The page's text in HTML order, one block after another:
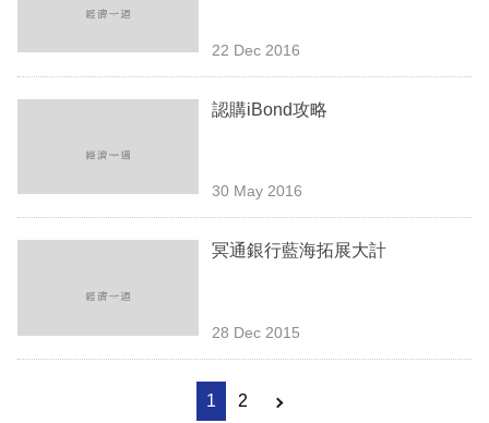
22 Dec 2016
認購iBond攻略
30 May 2016
冥通銀行藍海拓展大計
28 Dec 2015
1 2